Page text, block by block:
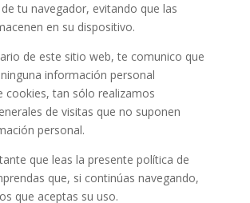
tu navegador, evitando que las
en su dispositivo.
de este sitio web, te comunico que
información personal
cookies, tan sólo realizamos
de visitas que no suponen
personal.
que leas la presente política de
que, si continúas navegando,
que aceptas su uso.